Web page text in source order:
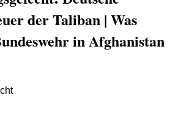
der Taliban | Was
in Afghanistan